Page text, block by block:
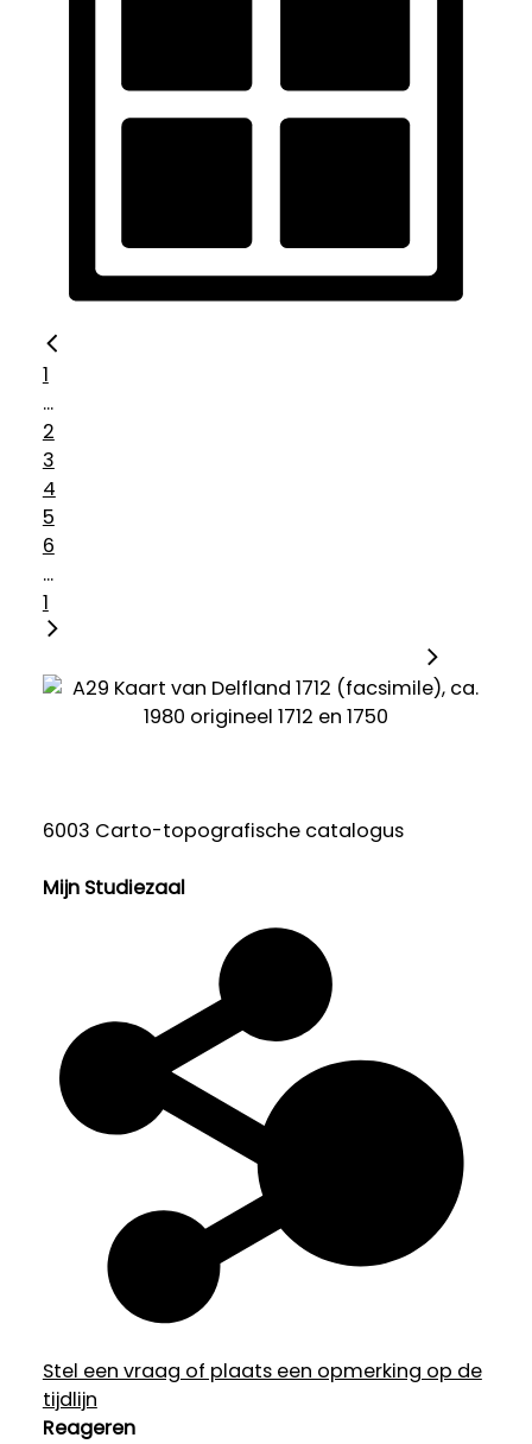
1
...
2
3
4
5
6
...
1
6003 Carto-topografische catalogus
Mijn Studiezaal
Stel een vraag of plaats een opmerking op de
tijdlijn
Reageren